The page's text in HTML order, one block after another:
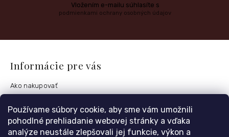
Používame súbory cookie, aby sme vám umožnili
pohodlné prehliadanie webovej stránky a vďaka
analýze neustále zlepšovali jej funkcie, výkon a
Vložením e-mailu súhlasíte s
podmienkami ochrany osobných údajov
Informácie pre vás
Ako nakupovať
Podmienky ochrany osobných údajov
Postup vrátenia tovaru